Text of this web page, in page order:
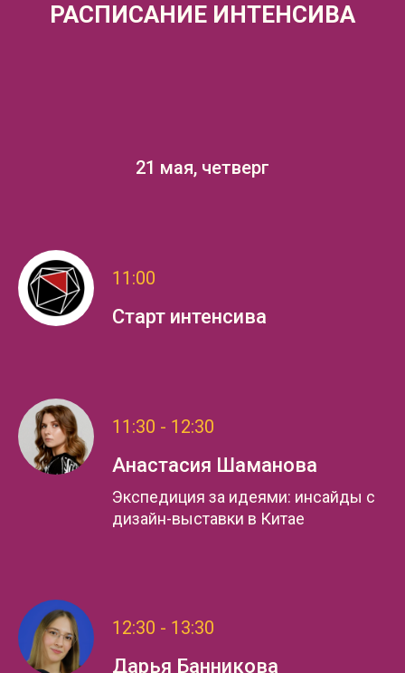
РАСПИСАНИЕ ИНТЕНСИВА
21 мая, четверг
11:00
Старт интенсива
11:30 - 12:30
Анастасия Шаманова
Экспедиция за идеями: инсайды с
дизайн-выставки в Китае
12:30 - 13:30
Дарья Банникова